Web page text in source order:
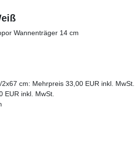
Wannenträger 14 cm
cm: Mehrpreis 33,00 EUR inkl. MwSt.
EUR inkl. MwSt.